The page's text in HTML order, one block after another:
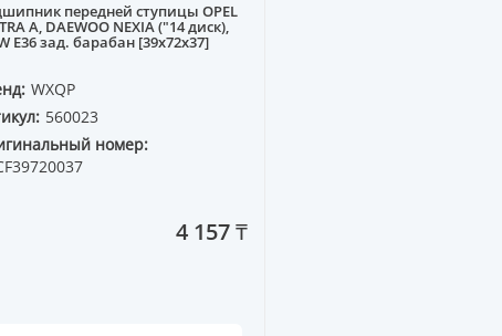
передней ступицы OPEL
A, DAEWOO NEXIA ("14 диск),
E36 зад. барабан [39x72x37]
WXQP
560023
номер:
4 157 ₸